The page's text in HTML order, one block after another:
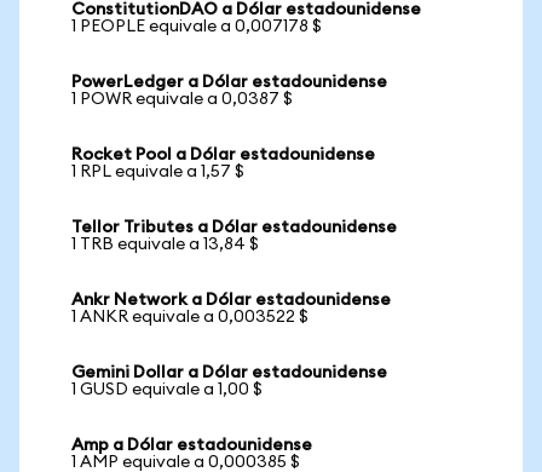
ConstitutionDAO a Dólar estadounidense
1 PEOPLE equivale a 0,007178 $
PowerLedger a Dólar estadounidense
1 POWR equivale a 0,0387 $
Rocket Pool a Dólar estadounidense
1 RPL equivale a 1,57 $
Tellor Tributes a Dólar estadounidense
1 TRB equivale a 13,84 $
Ankr Network a Dólar estadounidense
1 ANKR equivale a 0,003522 $
Gemini Dollar a Dólar estadounidense
1 GUSD equivale a 1,00 $
Amp a Dólar estadounidense
1 AMP equivale a 0,000385 $